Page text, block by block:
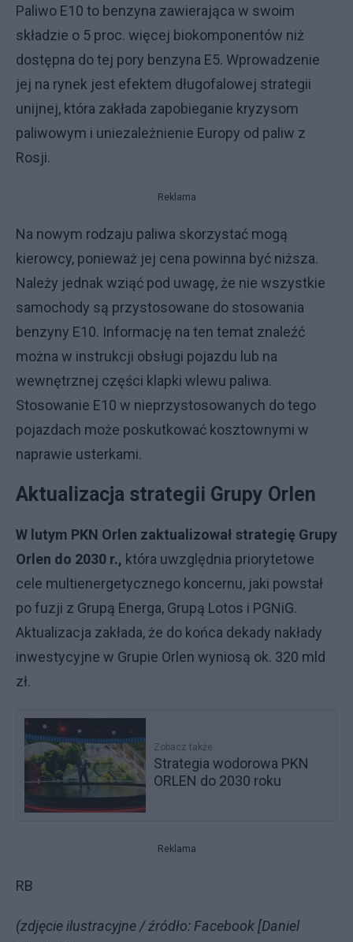
Paliwo E10 to benzyna zawierająca w swoim
składzie o 5 proc. więcej biokomponentów niż
dostępna do tej pory benzyna E5. Wprowadzenie
jej na rynek jest efektem długofalowej strategii
unijnej, która zakłada zapobieganie kryzysom
paliwowym i uniezależnienie Europy od paliw z
Rosji.
Reklama
Na nowym rodzaju paliwa skorzystać mogą
kierowcy, ponieważ jej cena powinna być niższa.
Należy jednak wziąć pod uwagę, że nie wszystkie
samochody są przystosowane do stosowania
benzyny E10. Informację na ten temat znaleźć
można w instrukcji obsługi pojazdu lub na
wewnętrznej części klapki wlewu paliwa.
Stosowanie E10 w nieprzystosowanych do tego
pojazdach może poskutkować kosztownymi w
naprawie usterkami.
Aktualizacja strategii Grupy Orlen
W lutym PKN Orlen zaktualizował strategię Grupy
Orlen do 2030 r., która uwzględnia priorytetowe
cele multienergetycznego koncernu, jaki powstał
po fuzji z Grupą Energa, Grupą Lotos i PGNiG.
Aktualizacja zakłada, że do końca dekady nakłady
inwestycyjne w Grupie Orlen wyniosą ok. 320 mld
zł.
Zobacz także
Strategia wodorowa PKN
ORLEN do 2030 roku
Reklama
RB
(zdjęcie ilustracyjne / źródło: Facebook [Daniel